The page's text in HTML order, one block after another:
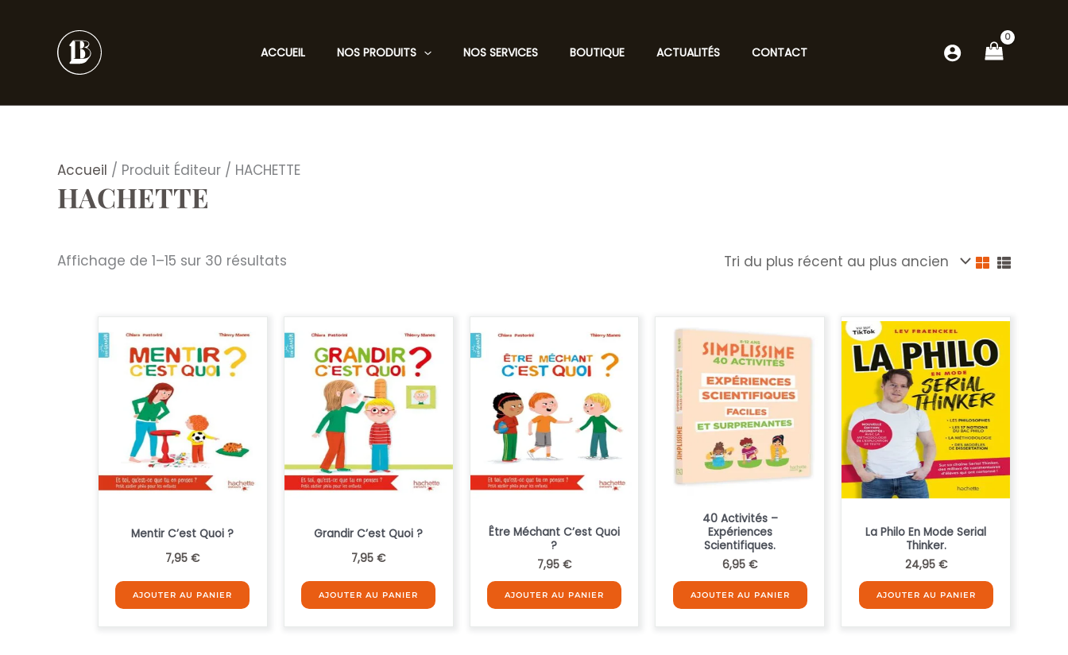
ACCUEIL NOS PRODUITS NOS SERVICES BOUTIQUE ACTUALITÉS CONTACT
Accueil / Produit Éditeur / HACHETTE
HACHETTE
Affichage de 1–15 sur 30 résultats
au
ancien
Mentir C’est Quoi ?
7,95€
AJOUTER AU PANIER
Grandir C’est Quoi ?
7,95€
AJOUTER AU PANIER
Être Méchant C’est Quoi
?
7,95 €
AJOUTER AU PANIER
40 Activités –
Expériences
Scientifiques.
6,95€
AJOUTER AU PANIER
La Philo En Mode Serial
Thinker.
24,95 €
AJOUTER AU PANIER